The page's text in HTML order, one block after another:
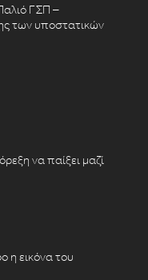
ΓΣΠ –
των υποστατικών
να παίξει μαζί
η εικόνα του